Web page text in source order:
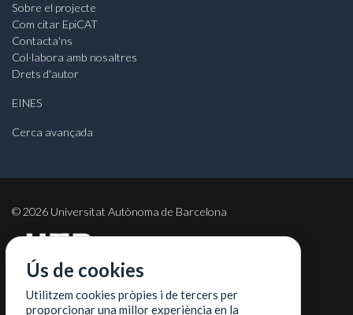
Sobre el projecte
Com citar EpiCAT
Contacta'ns
Col·labora amb nosaltres
Drets d'autor
EINES
Cerca avançada
© 2026 Universitat Autònoma de Barcelona
COL·LABORADORS
Ús de cookies
Utilitzem cookies pròpies i de tercers per
proporcionar una millor experiència en la